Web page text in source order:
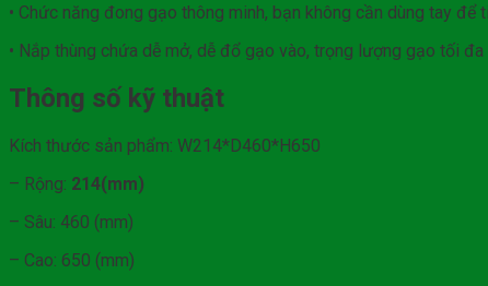
• Chức năng đong gạo thông minh, bạn không cần dùng tay
• Nắp thùng chứa dễ mở, dễ đổ gạo vào, trọng lượng gạo tối đa
Thông số kỹ thuật
Kích thước sản phẩm: W214*D460*H650
– Rộng: 214(mm)
– Sâu: 460 (mm)
– Cao: 650 (mm)